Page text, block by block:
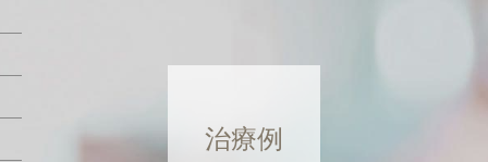
治療例